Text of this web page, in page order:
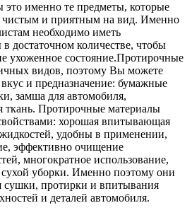
именно те предметы, которые
и приятным на вид. Именно
необходимо иметь
достаточном количестве, чтобы
ухоженное состояние.Протирочные
видов, поэтому Вы можете
и предназначение: бумажные
замша для автомобиля,
ткань. Протирочные материалы
хорошая впитывающая
удобны в применении,
эффективно очищение
многократное использование,
уборки. Именно поэтому они
сушки, протирки и впитывания
и деталей автомобиля.